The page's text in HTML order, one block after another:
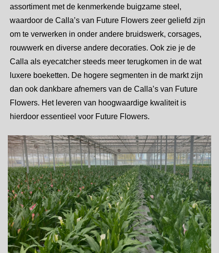
assortiment met de kenmerkende buigzame steel,
waardoor de Calla’s van Future Flowers zeer geliefd zijn
om te verwerken in onder andere bruidswerk, corsages,
rouwwerk en diverse andere decoraties. Ook zie je de
Calla als eyecatcher steeds meer terugkomen in de wat
luxere boeketten. De hogere segmenten in de markt zijn
dan ook dankbare afnemers van de Calla’s van Future
Flowers. Het leveren van hoogwaardige kwaliteit is
hierdoor essentieel voor Future Flowers.